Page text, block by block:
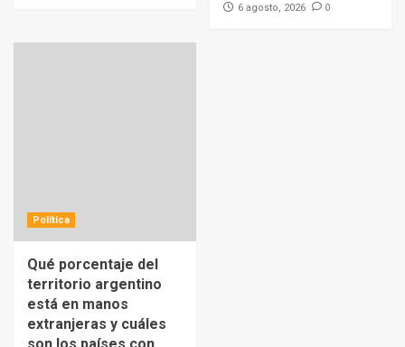
6 agosto, 2026 0
Política
Qué porcentaje del
territorio argentino
está en manos
extranjeras y cuáles